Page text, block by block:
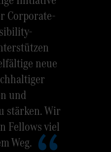
Corporate-
neue
und
stärken. Wir
Fellows viel
Weg.